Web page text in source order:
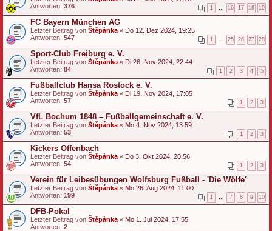
Antworten: 376 1 16 17 18 19
FC Bayern München AG
Letzter Beitrag von Štěpánka « Do 12. Dez 2024, 19:25
Antworten: 547 1 25 26 27 28
Sport-Club Freiburg e. V.
Letzter Beitrag von Štěpánka « Di 26. Nov 2024, 22:44
Antworten: 84 1 2 3 4 5
Fußballclub Hansa Rostock e. V.
Letzter Beitrag von Štěpánka « Di 19. Nov 2024, 17:05
Antworten: 57 1 2 3
VfL Bochum 1848 – Fußballgemeinschaft e. V.
Letzter Beitrag von Štěpánka « Mo 4. Nov 2024, 13:59
Antworten: 53 1 2 3
Kickers Offenbach
Letzter Beitrag von Štěpánka « Do 3. Okt 2024, 20:56
Antworten: 54 1 2 3
Verein für Leibesübungen Wolfsburg Fußball - 'Die Wölfe'
Letzter Beitrag von Štěpánka « Mo 26. Aug 2024, 11:00
Antworten: 199 1 7 8 9 10
DFB-Pokal
Letzter Beitrag von Štěpánka « Mo 1. Jul 2024, 17:55
Antworten: 2